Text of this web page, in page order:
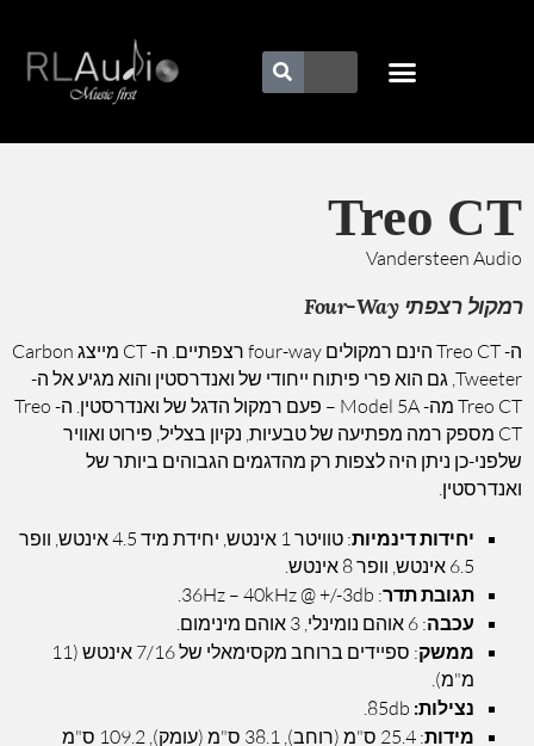
Treo CT
Vandersteen Audio
רמקול רצפתי Four-Way
ה- Treo CT הינם רמקולים four-way רצפתיים. ה- CT מייצג Carbon
Tweeter, גם הוא פרי פיתוח ייחודי של ואנדרסטין והוא מגיע אל ה-
Treo CT מה- Model 5A – פעם רמקול הדגל של ואנדרסטין. ה- Treo
CT מספק רמה מפתיעה של טבעיות, נקיון בצליל, פירוט ואוויר
שלפני-כן ניתן היה לצפות רק מהדגמים הגבוהים ביותר של
ואנדרסטין.
יחידות דינמיות
: טוויטר 1 אינטש, יחידת מיד 4.5 אינטש, וופר
6.5 אינטש, וופר 8 אינטש.
תגובת תדר: 36Hz – 40kHz @ +/-3db.
עכבה: 6 אוהם נומינלי, 3 אוהם מינימום.
ממשק
: ספיידים ברוחב מקסימאלי של 7/16 אינטש (11
מ"מ).
נצילות:
מידות
: 25.4 ס"מ (רוחב), 38.1 ס"מ (עומק), 109.2 ס"מ